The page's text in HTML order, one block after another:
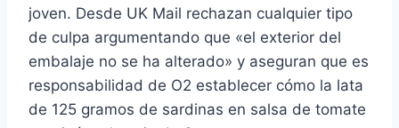
joven. Desde UK Mail rechazan cualquier tipo
de culpa argumentando que «el exterior del
embalaje no se ha alterado» y aseguran que es
responsabilidad de O2 establecer cómo la lata
de 125 gramos de sardinas en salsa de tomate